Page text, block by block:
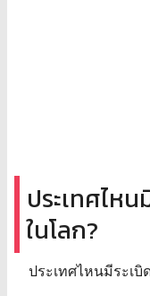
ประเทศไห
ในโลก?
ประเทศไหนมีระเ